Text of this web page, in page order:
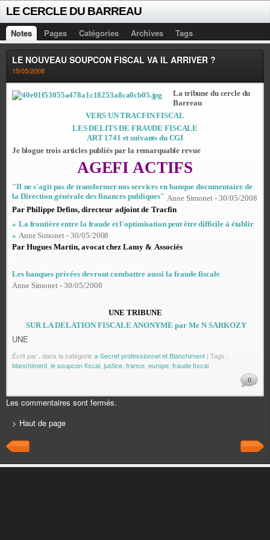
LE CERCLE DU BARREAU
Notes Pages Catégories Archives Tags
LE NOUVEAU SOUPCON FISCAL VA IL ARRIVER ?
15/05/2008
La tribune du cercle du
Barreau
VERS UN TRACFIN FISCAL
LES DELITS DE FRAUDE FISCALE
ART 1741 et suivants du CGI
Je blogue trois articles publiés par la remarquable revue
AGEFI ACTIFS
"Il ne s'agit pas de transformer nos services enbanque documentaire de
la Direction générale des finances publiques" AnneSimonet -30/05/2008
Par Philippe Defins, directeur adjoint de Tracfin
« La frontière entre la fraude et l'optimisation peut être difficile à établir
» AnneSimonet -30/05/2008
Par Hugues Martin, avocat chez Lamy & Associés
Les banques privées devront combattre aussi la fraude fiscale
AnneSimonet -30/05/2008
UNE TRIBUNE
SUR LA DELATION FISCALE ANONYME par Me N SARKOZY
UNE
Écrit par dans la catégoriea-Secret professionnel et Blanchiment | Tags :
blanchiment le soupcon fiscal justice france europe fraude fiscal
0
Les commentaires sont fermés.
> Haut de page